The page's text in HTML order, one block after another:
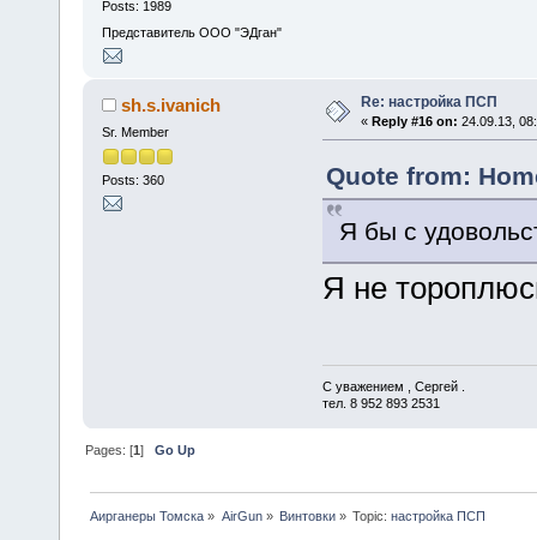
Posts: 1989
Представитель ООО "ЭДган"
sh.s.ivanich
Sr. Member
Posts: 360
Re: настройка ПСП
« Reply #16 on: 24.09.13,
Quote from:
Я бы с
Я не
С уважением , Сергей .
тел. 8 952 893 2531
Pages: [1]Go Up
Аирганеры Томска » AirGun» Винтовки» Topic:настройка ПСП